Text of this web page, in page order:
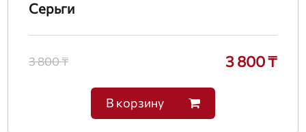
Серьги
3 800 ₸ 3 800 ₸
В корзину